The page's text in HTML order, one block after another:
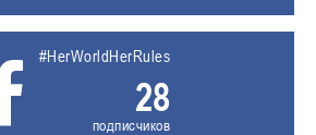
#HerWorldHerRules
28
подписчиков